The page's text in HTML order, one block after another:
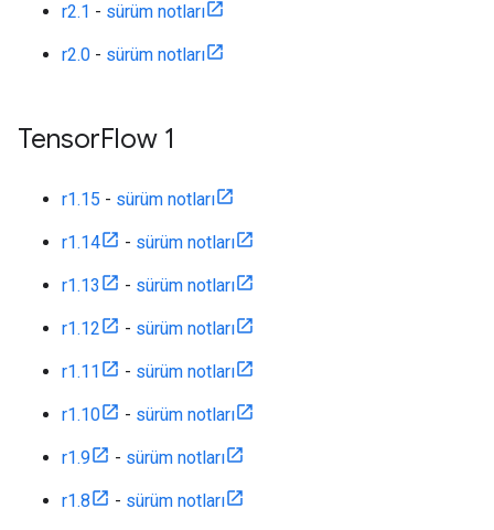
r2.1 - sürüm notları
r2.0 - sürüm notları
TensorFlow 1
r1.15 - sürüm notları
r1.14 - sürüm notları
r1.13 - sürüm notları
r1.12 - sürüm notları
r1.11 - sürüm notları
r1.10 - sürüm notları
r1.9 - sürüm notları
r1.8 - sürüm notları